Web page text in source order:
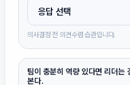
의사결정 전 의견수렴 습관입니다.
팀이 충분히 역량 있다면 리더는
본다.